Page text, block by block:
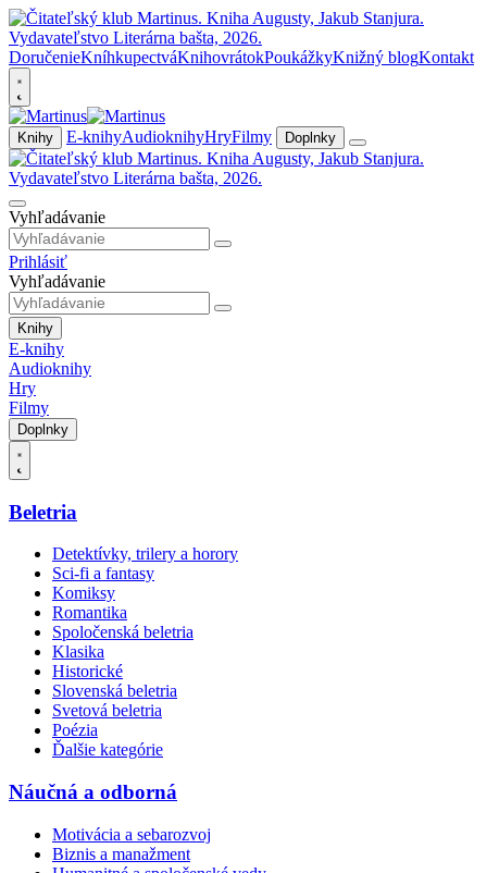
DoručenieKníhkupectváKnihovrátokPoukážkyKnižný blogKontakt
Knihy E-knihyAudioknihyHryFilmy Doplnky
Vyhľadávanie
Prihlásiť
Vyhľadávanie
Knihy
E-knihy
Audioknihy
Hry
Filmy
Doplnky
Beletria
Detektívky, trilery a horory
Sci-fi a fantasy
Komiksy
Romantika
Spoločenská beletria
Klasika
Historické
Slovenská beletria
Svetová beletria
Poézia
Ďalšie kategórie
Náučná a odborná
Motivácia a sebarozvoj
Biznis a manažment